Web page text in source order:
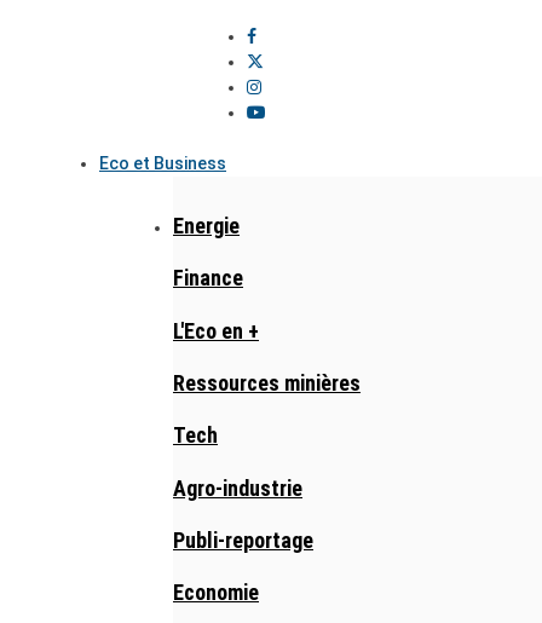
Eco et Business
Energie
Finance
L'Eco en +
Ressources minières
Tech
Agro-industrie
Publi-reportage
Economie